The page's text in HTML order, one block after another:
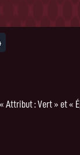
: Vert » et «